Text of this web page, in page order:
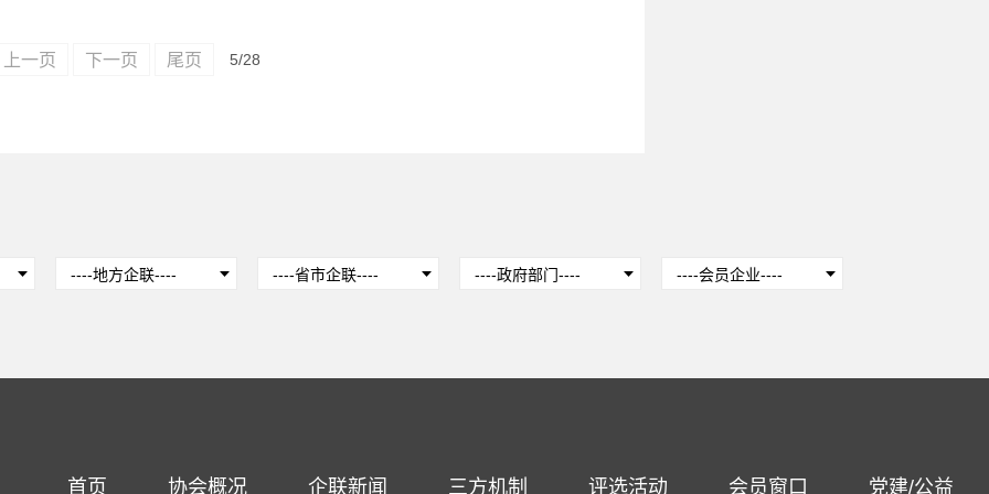
上一页 下一页 尾页 5/28
首页 协会概况 企联新闻 三方机制 评选活动 会员窗口 党建/公益